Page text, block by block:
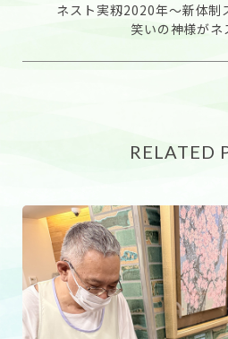
ネスト実籾2020年〜新体制
笑いの神様がネ
RELATED